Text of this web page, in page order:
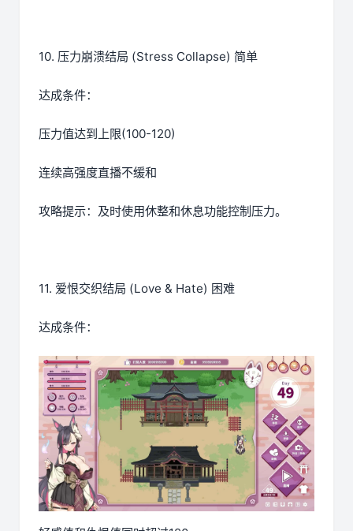
10. 压力崩溃结局 (Stress Collapse) 简单
达成条件：
压力值达到上限(100-120)
连续高强度直播不缓和
攻略提示：及时使用休整和休息功能控制压力。
11. 爱恨交织结局 (Love & Hate) 困难
达成条件：